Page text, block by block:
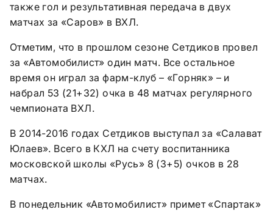
также гол и результативная передача в двух
матчах за «Саров» в ВХЛ.
Отметим, что в прошлом сезоне Сетдиков провел
за «Автомобилист» один матч. Все остальное
время он играл за фарм-клуб – «Горняк» – и
набрал 53 (21+32) очка в 48 матчах регулярного
чемпионата ВХЛ.
В 2014-2016 годах Сетдиков выступал за «Салават
Юлаев». Всего в КХЛ на счету воспитанника
московской школы «Русь» 8 (3+5) очков в 28
матчах.
В понедельник «Автомобилист» примет «Спартак»